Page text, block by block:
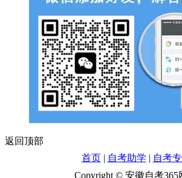
返回顶部
首页 | 自考助学 | 自考
Copyright © 安徽自考